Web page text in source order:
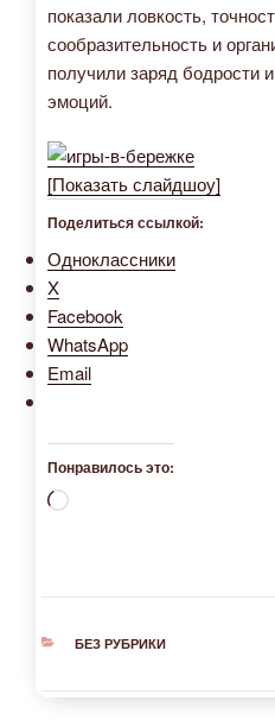
показали ловкость,
сообразительность и
получили заряд бодрости
эмоций.
[Показать слайдшоу]
Поделиться ссылкой:
Одноклассники
X
Facebook
WhatsApp
Email
Понравилось это:
РУБРИКИ
БЕЗ РУБРИКИ